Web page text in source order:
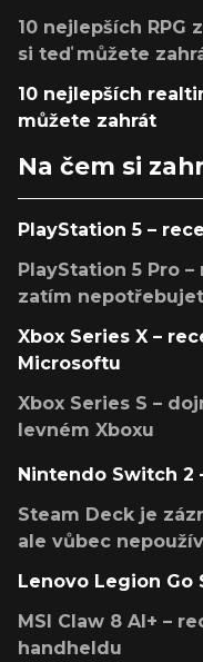
10 nejlepších RPG
si teď můžete
10 nejlepších
můžete zahrát
Na čem si
PlayStation 5 –
PlayStation 5 Pro
zatím
Xbox Series X –
Microsoftu
Xbox Series S –
levném Xboxu
Nintendo Switch 2
Steam Deck je
ale vůbec
Lenovo Legion Go
MSI Claw 8 AI+ –
handheldu